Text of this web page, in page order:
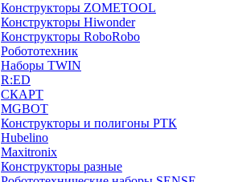
Конструкторы ZOMETOOL
Конструкторы Hiwonder
Конструкторы RoboRobo
Робототехник
Наборы TWIN
R:ED
СКАРТ
MGBOT
Конструкторы и полигоны РТК
Hubelino
Maxitronix
Конструкторы разные